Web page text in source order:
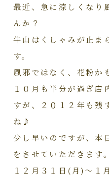
最近、急に涼しくなり
んか？
牛山はくしゃみが止ま
す。
風邪ではなく、花粉か
１０月も半分が過ぎ店
すが、２０１２年も残
ね♪
少し早いのですが、本
をさせていただきます。
１２月３１日(月)～１